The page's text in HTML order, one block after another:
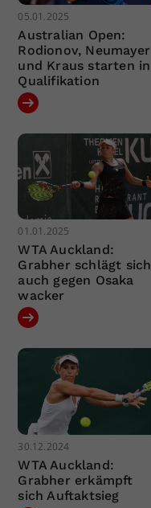
05.01.2025
Australian Open:
Rodionov, Neumayer
und Kraus starten in
Qualifikation
01.01.2025
WTA Auckland:
Grabher schlägt sich
auch gegen Osaka
wacker
30.12.2024
WTA Auckland:
Grabher erkämpft
sich Auftaktsieg